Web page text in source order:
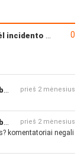
0
prieš 2 mėnesius
prieš 2 mėnesius
komentatoriai negali